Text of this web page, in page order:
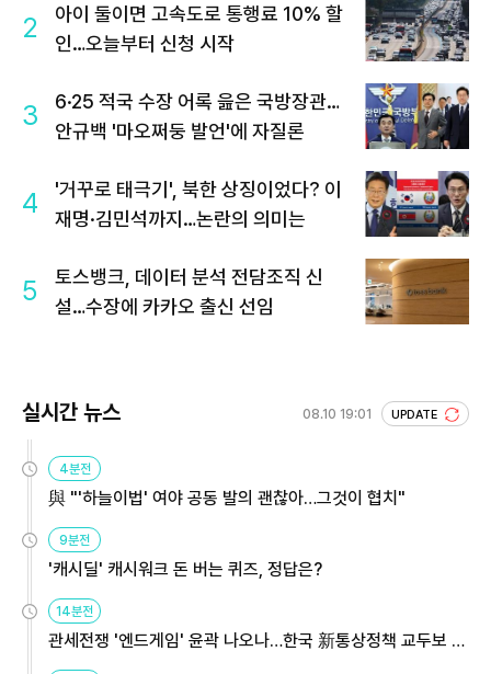
2
아이 둘이면 고속도로 통행료 10% 할
인…오늘부터 신청 시작
3
6·25 적국 수장 어록 읊은 국방장관…
안규백 '마오쩌둥 발언'에 자질론
4
'거꾸로 태극기', 북한 상징이었다? 이
재명·김민석까지…논란의 의미는
5
토스뱅크, 데이터 분석 전담조직 신
설…수장에 카카오 출신 선임
실시간 뉴스 08.10 19:01 UPDATE
4분전
與 "'하늘이법' 여야 공동 발의 괜찮아…그것이 협치"
9분전
'캐시딜' 캐시워크 돈 버는 퀴즈, 정답은?
14분전
관세전쟁 '엔드게임' 윤곽 나오나…한국 新통상정책 교두보 활